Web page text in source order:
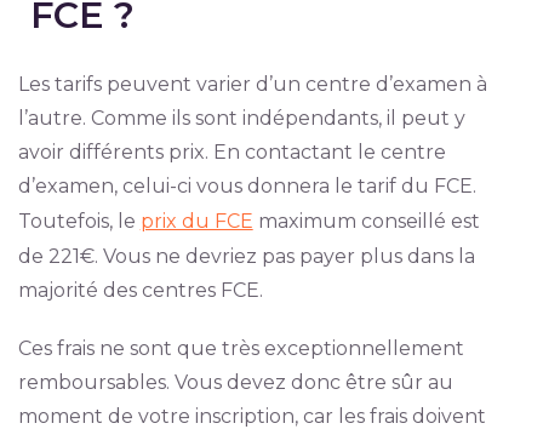
FCE ?
Les tarifs peuvent varier d’un centre d’examen à
l’autre. Comme ils sont indépendants, il peut y
avoir différents prix. En contactant le centre
d’examen, celui-ci vous donnera le tarif du FCE.
Toutefois, le prix du FCE maximum conseillé est
de 221€. Vous ne devriez pas payer plus dans la
majorité des centres FCE.
Ces frais ne sont que très exceptionnellement
remboursables. Vous devez donc être sûr au
moment de votre inscription, car les frais doivent